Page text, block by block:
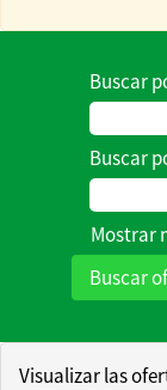
cuéntanos
interés y
futuras
que
con tus
y experiencia.
Buscar
Buscar
Mostrar
Visualizar las